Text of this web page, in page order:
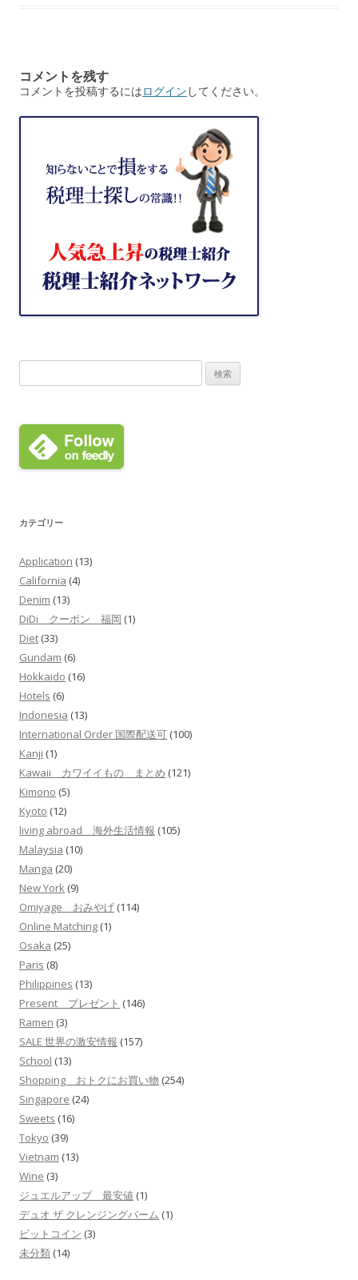
コメントを残す
コメントを投稿するにはログイン してください。
索:
カテゴリー
Application (13)
California (4)
Denim (13)
DiDi クーポン 福岡 (1)
Diet (33)
Gundam (6)
Hokkaido (16)
Hotels (6)
Indonesia (13)
International Order 国際配送可 (100)
Kanji (1)
Kawaii カワイイもの まとめ (121)
Kimono (5)
Kyoto (12)
living abroad 海外生活情報 (105)
Malaysia (10)
Manga (20)
New York (9)
Omiyage おみやげ (114)
Online Matching (1)
Osaka (25)
Paris (8)
Philippines (13)
Present プレゼント (146)
Ramen (3)
SALE 世界の激安情報 (157)
School (13)
Shopping おトクにお買い物 (254)
Singapore (24)
Sweets (16)
Tokyo (39)
Vietnam (13)
Wine (3)
ジュエルアップ 最安値 (1)
デュオ ザ クレンジングバーム (1)
ビットコイン (3)
未分類 (14)